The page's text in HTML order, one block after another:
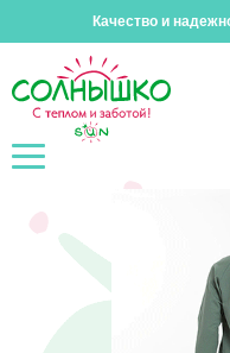
Качество и